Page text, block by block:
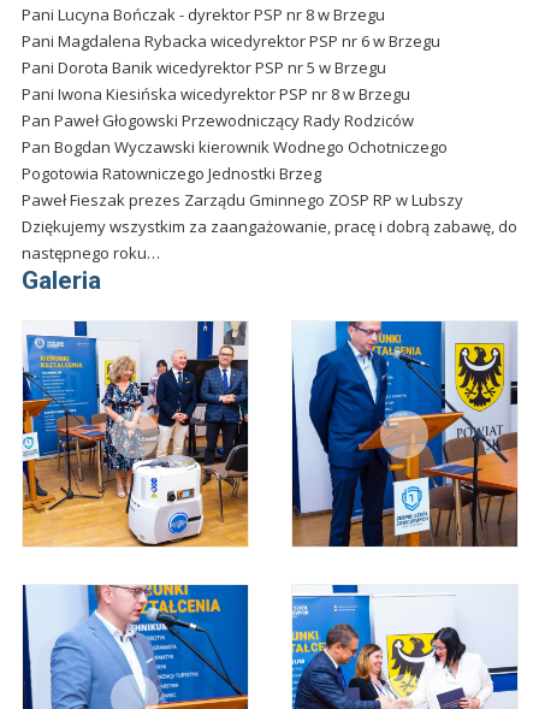
Pani Lucyna Bończak - dyrektor PSP nr 8 w Brzegu
Pani Magdalena Rybacka wicedyrektor PSP nr 6 w Brzegu
Pani Dorota Banik wicedyrektor PSP nr 5 w Brzegu
Pani Iwona Kiesińska wicedyrektor PSP nr 8 w Brzegu
Pan Paweł Głogowski Przewodniczący Rady Rodziców
Pan Bogdan Wyczawski kierownik Wodnego Ochotniczego
Pogotowia Ratowniczego Jednostki Brzeg
Paweł Fieszak prezes Zarządu Gminnego ZOSP RP w Lubszy
Dziękujemy wszystkim za zaangażowanie, pracę i dobrą zabawę, do
następnego roku…
Galeria